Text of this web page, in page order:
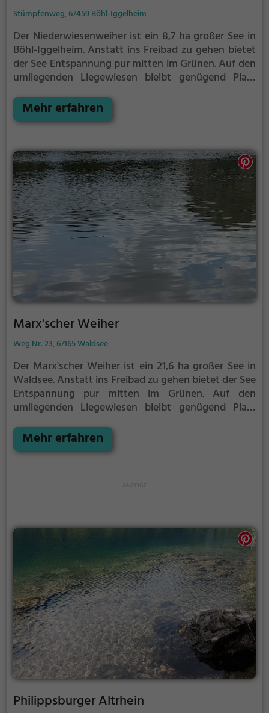
Stümpfenweg, 67459 Böhl-Iggelheim
Der Niederwiesenweiher ist ein 8,7 ha großer See in
Böhl-Iggelheim. Anstatt ins Freibad zu gehen bietet
der See Entspannung pur mitten im Grünen. Auf den
umliegenden Liegewiesen bleibt genügend Platz
September ist der Niederwiesenweiher ein beliebtes
Ausflugsziel. Egal ob für Familien, Freunde oder
warme Tage.
Mehr erfahren
Marx'scher Weiher
Weg Nr. 23, 67165 Waldsee
Der Marx'scher Weiher ist ein 21,6 ha großer See in
Waldsee.Anstatt ins Freibad zu gehen bietet der See
Entspannung pur mitten im Grünen. Auf den
umliegenden Liegewiesen bleibt genügend Platz
September ist der Marx'scher Weiher ein beliebtes
Ausflugsziel. Egal ob für Familien, Freunde oder
Mehr erfahren
Philippsburger Altrhein